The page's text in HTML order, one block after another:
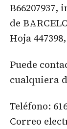
de
Hoja
Puede
cualquiera
Teléfono:
Correo